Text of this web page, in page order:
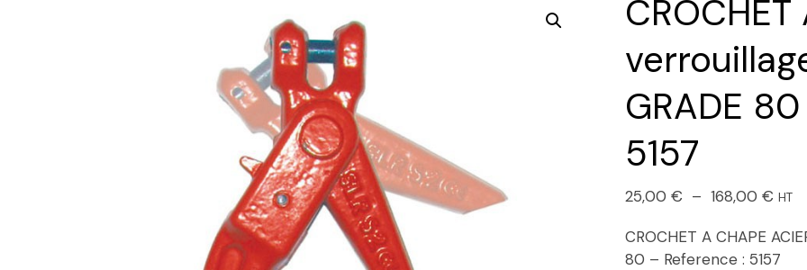
CROCHET
GRADE
5157
25,00 € – 168,00 € HT
CROCHET A CHAPE
80 – Reference : 5157